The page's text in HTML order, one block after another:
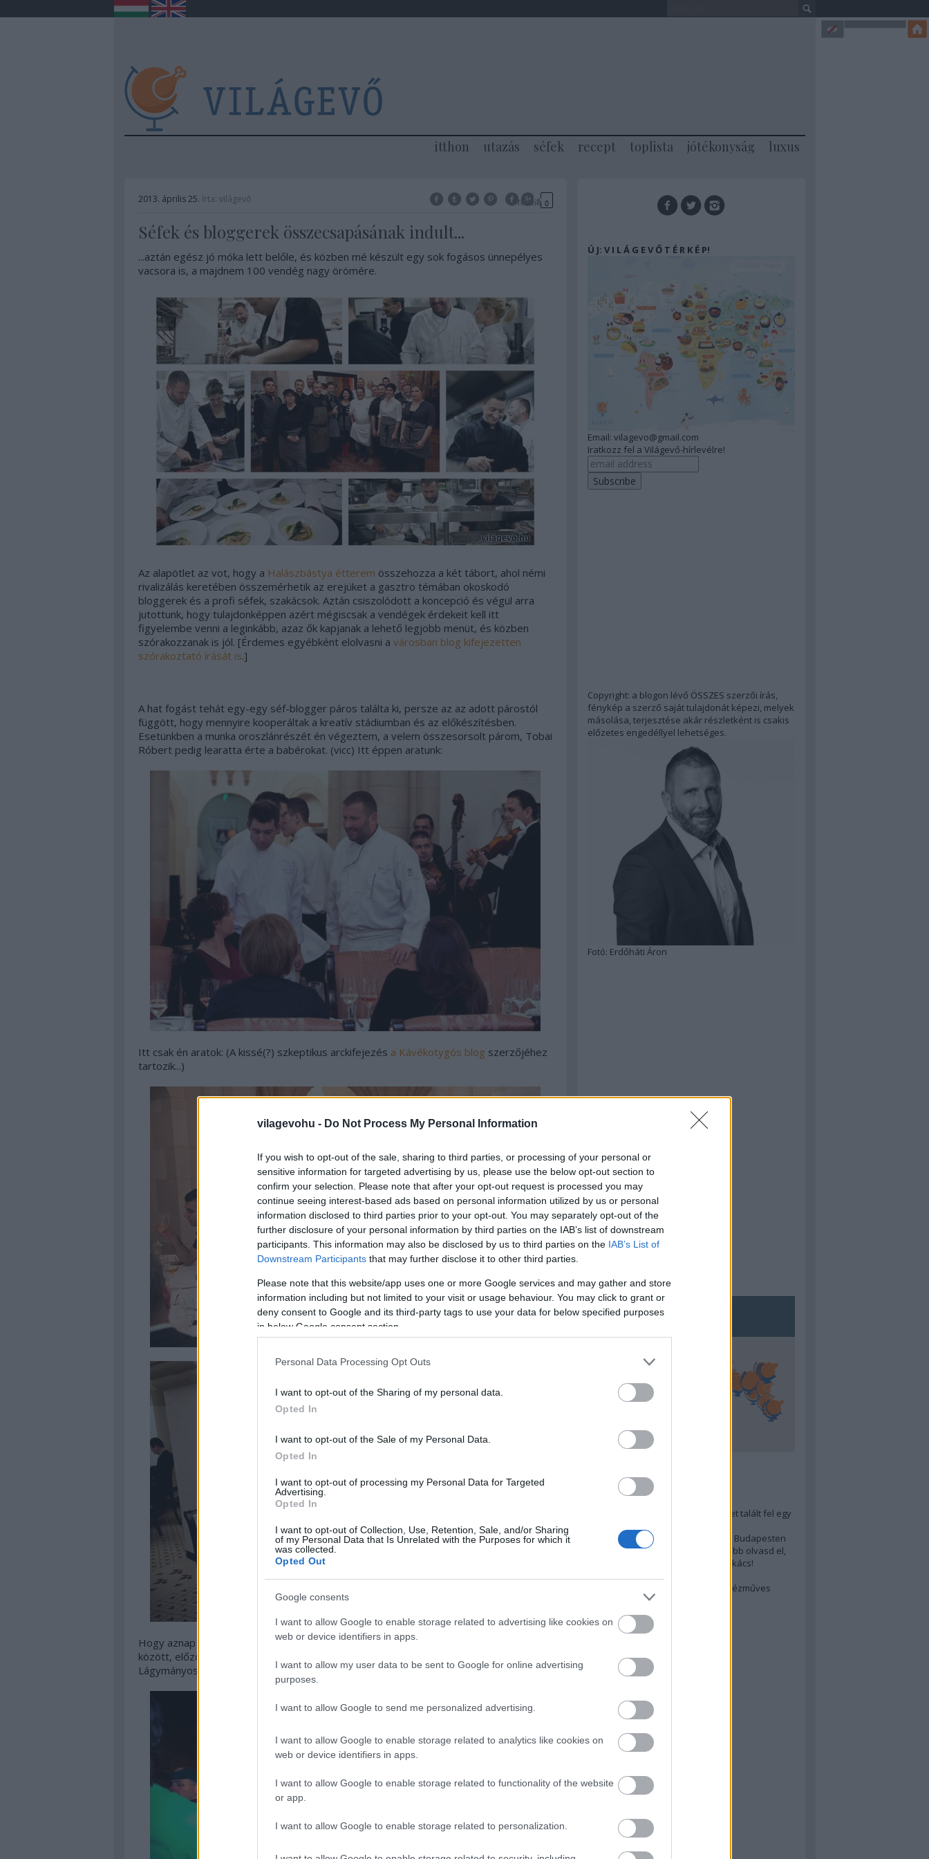
vilagevohu - Do Not Process My Personal Information
If you wish to opt-out of the sale, sharing to third parties, or processing of your personal or
sensitive information for targeted advertising by us, please use the below opt-out section to
confirm your selection. Please note that after your opt-out request is processed you may
continue seeing interest-based ads based on personal information utilized by us or personal
information disclosed to third parties prior to your opt-out. You may separately opt-out of the
further disclosure of your personal information by third parties on the IAB’s list of downstream
participants. This information may also be disclosed by us to third parties on the IAB’s List of
Downstream Participants that may further disclose it to other third parties.
Please note that this website/app uses one or more Google services and may gather and store
information including but not limited to your visit or usage behaviour. You may click to grant or
deny consent to Google and its third-party tags to use your data for below specified purposes
in below Google consent section.
Personal Data Processing Opt Outs
I want to opt-out of the Sharing of my personal data.
Opted In
I want to opt-out of the Sale of my Personal Data.
Opted In
I want to opt-out of processing my Personal Data for Targeted
Advertising.
Opted In
I want to opt-out of Collection, Use, Retention, Sale, and/or Sharing
of my Personal Data that Is Unrelated with the Purposes for which it
was collected.
Opted Out
Google consents
I want to allow Google to enable storage related to advertising like cookies on
web or device identifiers in apps.
I want to allow my user data to be sent to Google for online advertising
purposes.
I want to allow Google to send me personalized advertising.
I want to allow Google to enable storage related to analytics like cookies on
web or device identifiers in apps.
I want to allow Google to enable storage related to functionality of the website
or app.
I want to allow Google to enable storage related to personalization.
itthon utazás séfek recept toplista jótékonyság luxus
2013. április 25. írta: világevő Tetszik 0
Séfek és bloggerek összecsapásának indult...
...aztán egész jó móka lett belőle, és közben mé készült egy sok fogásos ünnepélyes
vacsora is, a majdnem 100 vendég nagy örömére.
Az alapötlet az vot, hogy a Halászbástya étterem összehozza a két tábort, ahol némi
rivalizálás keretében összemérhetik az erejüket a gasztro témában okoskodó
bloggerek és a profi séfek, szakácsok. Aztán csiszolódott a koncepció és végül arra
jutottunk, hogy tulajdonképpen azért mégiscsak a vendégek érdekeit kell itt
figyelembe venni a leginkább, azaz ők kapjanak a lehető legjobb menüt, és közben
szórakozzanak is jól. [Érdemes egyébként elolvasni a városban blog kifejezetten
szórakoztató írását is.]
A hat fogást tehát egy-egy séf-blogger páros találta ki, persze az az adott párostól
függött, hogy mennyire kooperáltak a kreatív stádiumban és az előkészítésben.
Esetünkben a munka oroszlánrészét én végeztem, a velem összesorsolt párom, Tobai
Róbert pedig learatta érte a babérokat. (vicc) Itt éppen aratunk:
Itt csak én aratok: (A kissé(?) szkeptikus arckifejezés a Kávékotygós blog szerzőjéhez
tartozik...)
Hogy aznap este végig szívszaggatóan tudjak sántikálni a konyhában és a vendégek
között, előző este végigfutottam Budapest összes hídján a Megyeritől a
Lágymányosiig sok más lelkes futóval együtt:
Ú J: V I L Á G E V Ő T É R K É P!
Email: vilagevo@gmail.com
Iratkozz fel a Világevő-hírlevélre!
Copyright: a blogon lévő ÖSSZES szerzői írás,
fénykép a szerző saját tulajdonát képezi, melyek
másolása, terjesztése akár részletként is csakis
előzetes engedéllyel lehetséges.
Fotó: Erdőháti Áron
TOP5
Annyira menő Budapest-térképet talált fel egy
A 10 legjobb (elérhető árú) ebéd Budapesten
Szakács akarsz lenni? Akkor előbb olvasd el,
mit gondol erről egy magyar szakács!
Budapest rejtett kincsei: orosz kézműves
afrikai konyha
ázsiai konyha
baszk konyha
belgium
bocusedor
bocuse dor
dél amerika